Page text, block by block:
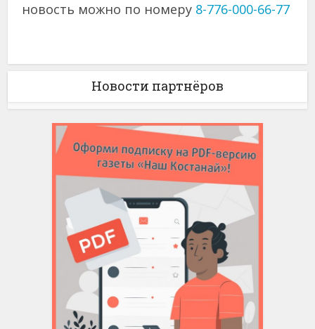
новость можно по номеру 8-776-000-66-77
Новости партнёров